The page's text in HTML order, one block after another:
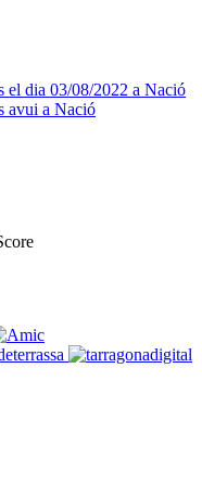
el dia 03/08/2022 a Nació
avui a Nació